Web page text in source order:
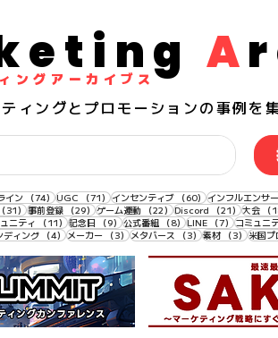
A
ングアーカイブス
ィングとプロモーションの事例を
記事
イン （74）74件の記事
UGC （71）71件の記事
インセンティブ （60）60件の記事
インフルエンサー
（31）31件の記事
事前登録 （29）29件の記事
ゲーム連動 （22）22件の記事
Discord （21）21件の
大会 （
記事
ニティ （11）11件の記事
記念日 （9）9件の記事
公式番組 （8）8件の記事
LINE （7）7件の記事
コミュニ
ディング （4）4件の記事
メーカー （3）3件の記事
メタバース （3）3件の記事
素材 （3）3件の
米国プ